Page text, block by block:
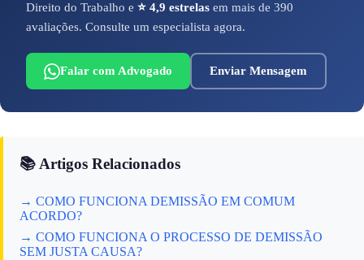
Direito do Trabalho e ⭐ 4,9 estrelas em mais de 390
avaliações. Consulte um especialista agora.
Falar com Advogado Enviar Mensagem
📚 Artigos Relacionados
→ COMO FUNCIONA DEMISSÃO EM COMUM
ACORDO?
→ COMO FUNCIONA O PROCESSO DE DEMISSÃO
SEM JUSTA CAUSA?